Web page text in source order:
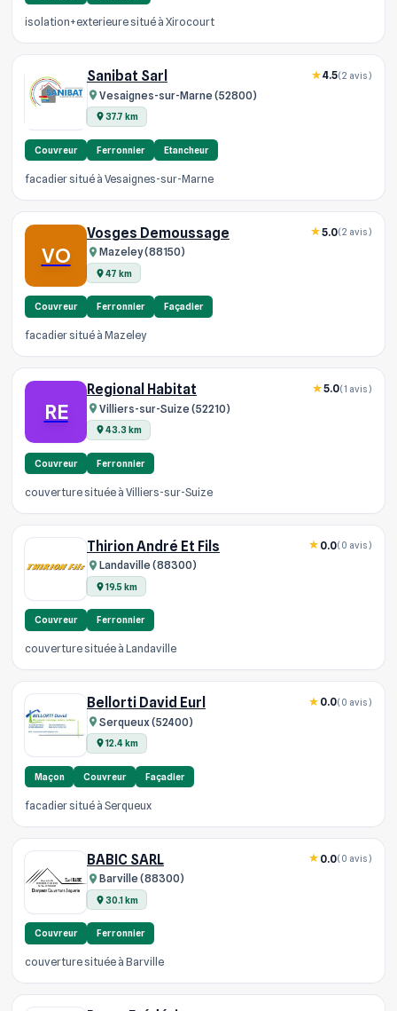
isolation+exterieure situé à Xirocourt
Sanibat Sarl
Vesaignes-sur-Marne (52800)
37.7 km
4.5(2 avis)
Couvreur Ferronnier Etancheur
facadier situé à Vesaignes-sur-Marne
VO
Vosges Demoussage
Mazeley (88150)
47 km
5.0(2 avis)
Couvreur Ferronnier Façadier
facadier situé à Mazeley
RE
Regional Habitat
Villiers-sur-Suize (52210)
43.3 km
5.0(1 avis)
Couvreur Ferronnier
couverture située à Villiers-sur-Suize
Thirion André Et Fils
Landaville (88300)
19.5 km
0.0(0 avis)
Couvreur Ferronnier
couverture située à Landaville
Bellorti David Eurl
Serqueux (52400)
12.4 km
0.0(0 avis)
Maçon Couvreur Façadier
facadier situé à Serqueux
BABIC SARL
Barville (88300)
30.1 km
0.0(0 avis)
Couvreur Ferronnier
couverture située à Barville